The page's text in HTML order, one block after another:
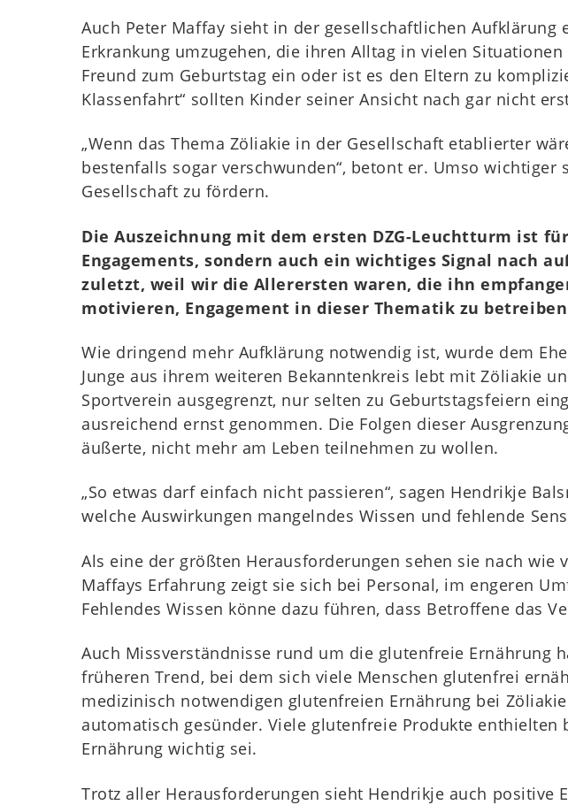
Auch Peter Maffay sieht in der gesellschaftlichen
Erkrankung umzugehen, die ihren Alltag in vielen
Freund zum Geburtstag ein oder ist es den Eltern zu
Klassenfahrt“ sollten Kinder seiner Ansicht nach gar nicht
„Wenn das Thema Zöliakie in der Gesellschaft etablierter
bestenfalls sogar verschwunden“, betont er. Umso
Gesellschaft zu fördern.
Die Auszeichnung mit dem ersten DZG-Leuchtturm ist
Engagements, sondern auch ein wichtiges Signal nach
zuletzt, weil wir die Allerersten waren, die ihn
motivieren, Engagement in dieser Thematik zu
Wie dringend mehr Aufklärung notwendig ist, wurde dem
Junge aus ihrem weiteren Bekanntenkreis lebt mit Zöliakie
Sportverein ausgegrenzt, nur selten zu Geburtstagsfeiern
ausreichend ernst genommen. Die Folgen dieser
äußerte, nicht mehr am Leben teilnehmen zu wollen.
„So etwas darf einfach nicht passieren“, sagen Hendrikje
welche Auswirkungen mangelndes Wissen und fehlende
Als eine der größten Herausforderungen sehen sie nach
Maffays Erfahrung zeigt sie sich bei Personal, im engeren
Fehlendes Wissen könne dazu führen, dass Betroffene das
Auch Missverständnisse rund um die glutenfreie Ernährung
früheren Trend, bei dem sich viele Menschen glutenfrei
medizinisch notwendigen glutenfreien Ernährung bei
automatisch gesünder. Viele glutenfreie Produkte
Ernährung wichtig sei.
Trotz aller Herausforderungen sieht Hendrikje auch